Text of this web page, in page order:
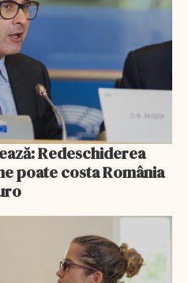
Redeschiderea
poate costa România